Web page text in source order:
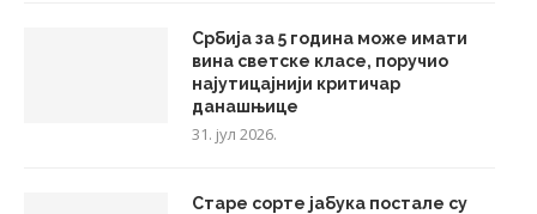
Србија за 5 година може имати
вина светске класе, поручио
најутицајнији критичар
данашњице
31. јул 2026.
Старе сорте јабука постале су